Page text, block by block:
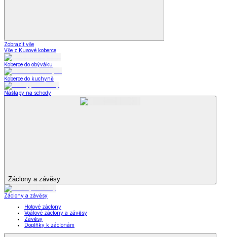
Zobrazit vše
Vše z Kusové koberce
Koberce do obýváku
Koberce do kuchyně
Nášlapy na schody
Záclony a závěsy
Záclony a závěsy
Hotové záclony
Voálové záclony a závěsy
Závěsy
Doplňky k záclonám